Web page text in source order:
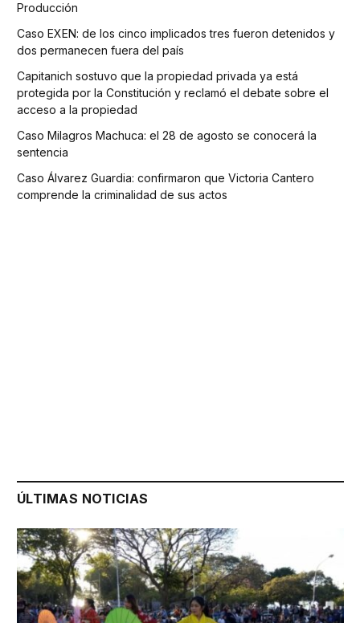
Producción
Caso EXEN: de los cinco implicados tres fueron detenidos y
dos permanecen fuera del país
Capitanich sostuvo que la propiedad privada ya está
protegida por la Constitución y reclamó el debate sobre el
acceso a la propiedad
Caso Milagros Machuca: el 28 de agosto se conocerá la
sentencia
Caso Álvarez Guardia: confirmaron que Victoria Cantero
comprende la criminalidad de sus actos
ÚLTIMAS NOTICIAS